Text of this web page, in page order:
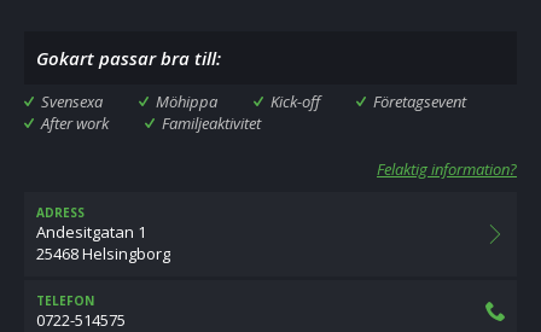
Gokart passar bra till:
Svensexa Möhippa Kick-off
Företagsevent
After work
Familjeaktivitet
Felaktig information?
ADRESS
Andesitgatan 1
25468 Helsingborg
TELEFON
0722-514575